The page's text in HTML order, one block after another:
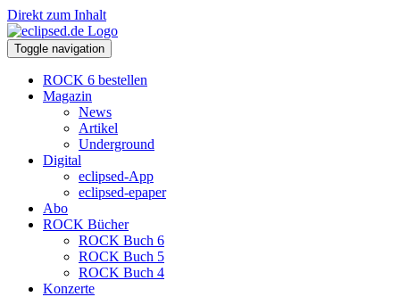
Direkt zum Inhalt
Toggle navigation
ROCK 6 bestellen
Magazin
News
Artikel
Underground
Digital
eclipsed-App
eclipsed-epaper
Abo
ROCK Bücher
ROCK Buch 6
ROCK Buch 5
ROCK Buch 4
Konzerte